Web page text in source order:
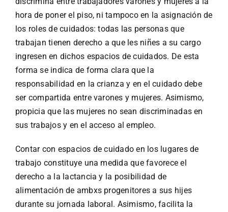
hora de poner el piso, ni tampoco en la asignación de
los roles de cuidados: todas las personas que
trabajan tienen derecho a que les niñes a su cargo
ingresen en dichos espacios de cuidados. De esta
forma se indica de forma clara que la
responsabilidad en la crianza y en el cuidado debe
ser compartida entre varones y mujeres. Asimismo,
propicia que las mujeres no sean discriminadas en
sus trabajos y en el acceso al empleo.
Contar con espacios de cuidado en los lugares de
trabajo constituye una medida que favorece el
derecho a la lactancia y la posibilidad de
alimentación de ambxs progenitores a sus hijes
durante su jornada laboral. Asimismo, facilita la